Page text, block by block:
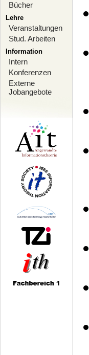
Bücher
Lehre
Veranstaltungen
Stud. Arbeiten
Information
Intern
Konferenzen
Externe
Jobangebote